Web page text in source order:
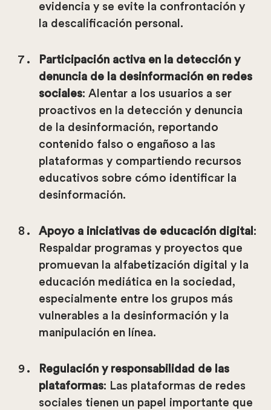
evidencia y se evite la confrontación y
la descalificación personal.
Participación activa en la detección y
denuncia de la desinformación en redes
sociales: Alentar a los usuarios a ser
proactivos en la detección y denuncia
de la desinformación, reportando
contenido falso o engañoso a las
plataformas y compartiendo recursos
educativos sobre cómo identificar la
desinformación.
Apoyo a iniciativas de educación digital :
Respaldar programas y proyectos que
promuevan la alfabetización digital y la
educación mediática en la sociedad,
especialmente entre los grupos más
vulnerables a la desinformación y la
manipulación en línea.
Regulación y responsabilidad de las
plataformas: Las plataformas de redes
sociales tienen un papel importante que